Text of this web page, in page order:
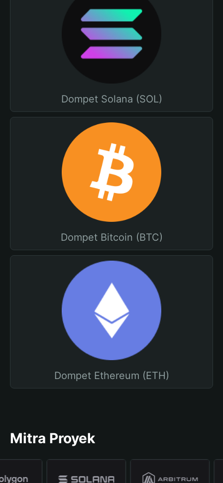
Dompet Solana (SOL)
Dompet Bitcoin (BTC)
Dompet Ethereum (ETH)
Mitra Proyek